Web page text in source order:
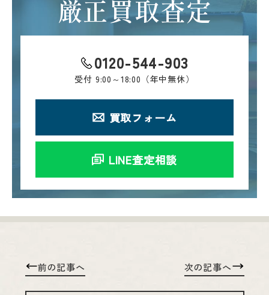
厳正買取査定
0120-544-903
受付 9:00～18:00（年中無休）
買取フォーム
LINE査定相談
前の記事へ 次の記事へ